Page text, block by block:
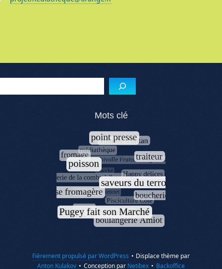
Menu de l'article
Mots clé
Fièrement propulsé par WordPress • Displace thème par
Anton Kulakov • Conception par Netibex • Backoffice